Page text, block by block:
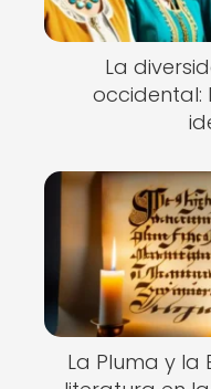
La
occidental:
La Pluma y la